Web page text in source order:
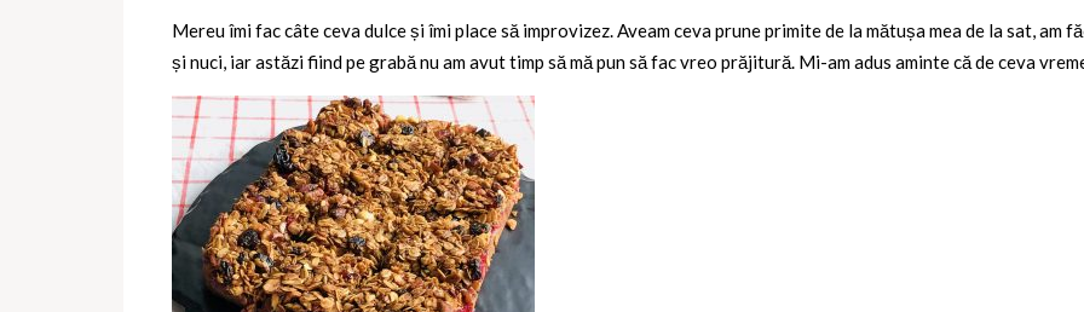
Mereu îmi fac câte ceva dulce și îmi place să improvizez. Aveam ceva prune primite de la mătușa mea de la sat, am
și nuci, iar astăzi fiind pe grabă nu am avut timp să mă pun să fac vreo prăjitură. Mi-am adus aminte că de ceva